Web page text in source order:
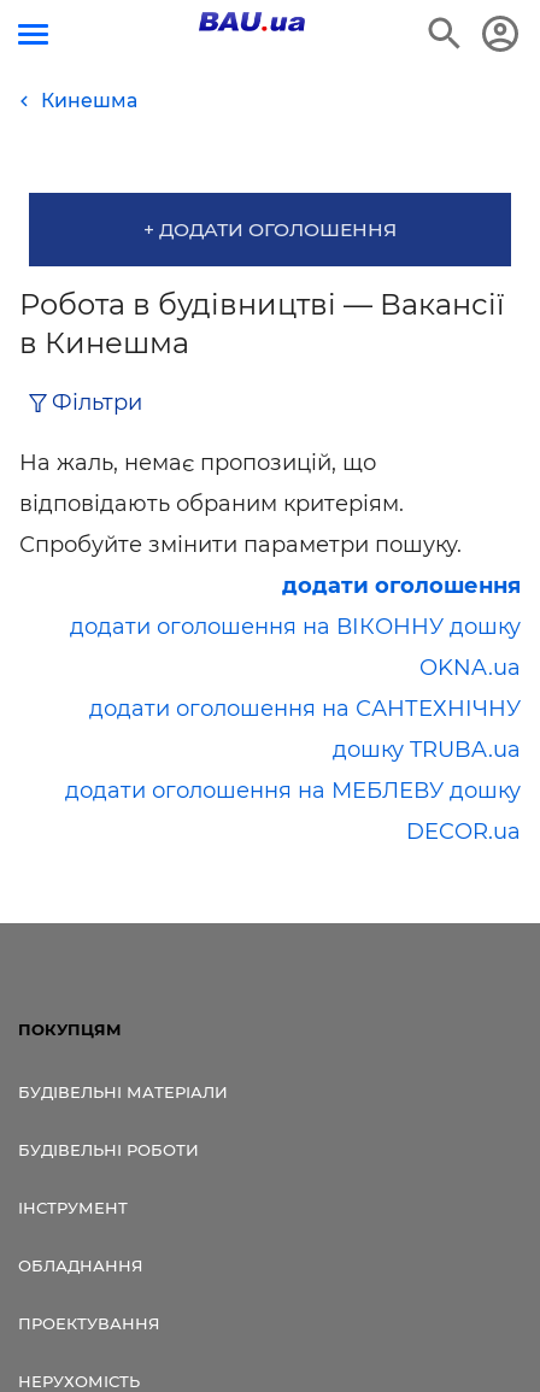
Кинешма
+ ДОДАТИ ОГОЛОШЕННЯ
Робота в будівництві — Вакансії
в Кинешма
Фільтри
На жаль, немає пропозицій, що
відповідають обраним критеріям.
Спробуйте змінити параметри пошуку.
додати оголошення
додати оголошення на ВІКОННУ дошку
OKNA.ua
додати оголошення на САНТЕХНІЧНУ
дошку TRUBA.ua
додати оголошення на МЕБЛЕВУ дошку
DECOR.ua
ПОКУПЦЯМ
БУДІВЕЛЬНІ МАТЕРІАЛИ
БУДІВЕЛЬНІ РОБОТИ
ІНСТРУМЕНТ
ОБЛАДНАННЯ
ПРОЕКТУВАННЯ
НЕРУХОМІСТЬ